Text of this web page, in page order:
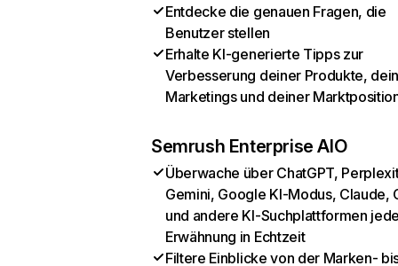
Entdecke die genauen Fragen, die
Benutzer stellen
Erhalte KI-generierte Tipps zur
Verbesserung deiner Produkte,
Marketings und deiner
Semrush Enterprise AIO
Überwache über ChatGPT,
Gemini, Google KI-Modus, Claude,
und andere KI-Suchplattformen
Erwähnung in Echtzeit
Filtere Einblicke von der Marken-